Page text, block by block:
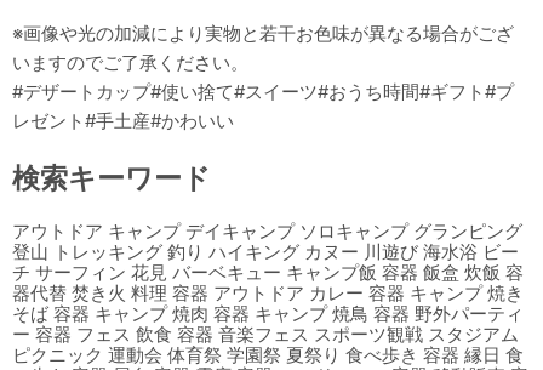
※画像や光の加減により実物と若干お色味が異なる場合がござ
いますのでご了承ください。
#デザートカップ#使い捨て#スイーツ#おうち時間#ギフト#プ
レゼント#手土産#かわいい
検索キーワード
アウトドア キャンプ デイキャンプ ソロキャンプ グランピング
登山 トレッキング 釣り ハイキング カヌー 川遊び 海水浴 ビー
チ サーフィン 花見 バーベキュー キャンプ飯 容器 飯盒 炊飯 容
器代替 焚き火 料理 容器 アウトドア カレー 容器 キャンプ 焼き
そば 容器 キャンプ 焼肉 容器 キャンプ 焼鳥 容器 野外パーティ
ー 容器 フェス 飲食 容器 音楽フェス スポーツ観戦 スタジアム
ピクニック 運動会 体育祭 学園祭 夏祭り 食べ歩き 容器 縁日 食